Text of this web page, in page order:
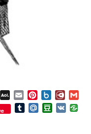
WhatsApp
AOL
Mail
Email Pinterest
Box.net
TumblrMail.RuDouban
VK